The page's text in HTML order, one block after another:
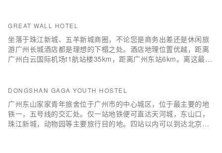
标准（双人、单人）房、麻将房；内部设备完善，服务设施配套
齐全。 商务中心、闭路电视监控、宽带上网、ic卡自动门锁系
统、自动消防报警系统、全自动中央热水系统为您提供24小时优
质、完美的服务！
GREAT WALL HOTEL
坐落于珠江新城、五羊新城商圈，不论您是商务出差还是休闲旅
游广州长城酒店都是理想的下榻之处。酒店地理位置优越，距离
广州白云国际机场t1航站楼35km，距离广州东站6km。离这最近
设施都是经过精心的考虑和安排，包括房内保险箱、空调和液晶
电视机，满足您入住需求的同时又能增添家的温馨感。服务人员
会提前为您准备好电热水壶，以满足您的饮水需求。除此之外，
配备有24小时热水、吹风机和免费洗漱用品(6样以上)的浴室是您
消除一天疲劳的好地方。酒店提供中餐厅，以诱人的美食佳肴来
DONGSHAN GAGA YOUTH HOSTEL
广州东山家家青年旅舍位于广州市的中心城区，位于最主要的地
铁一，五号线的交汇处。仅一站地铁便可直达天河城，东山口，
珠江新城，动物园等主要旅行目的地。四站以内可以到达北京